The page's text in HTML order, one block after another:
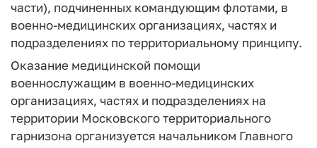
части), подчиненных командующим флотами, в
военно-медицинских организациях, частях и
подразделениях по территориальному принципу.
Оказание медицинской помощи
военнослужащим в военно-медицинских
организациях, частях и подразделениях на
территории Московского территориального
гарнизона организуется начальником Главного